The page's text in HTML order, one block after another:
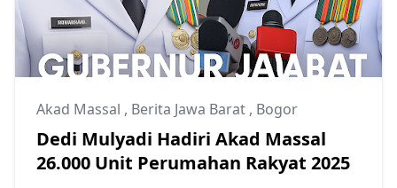
Akad Massal , Berita Jawa Barat , Bogor
Dedi Mulyadi Hadiri Akad Massal
26.000 Unit Perumahan Rakyat 2025